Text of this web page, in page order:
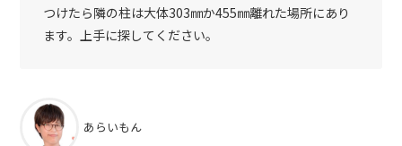
つけたら隣の柱は大体303㎜か455㎜離れた場所にあり
ます。上手に探してください。
あらいもん